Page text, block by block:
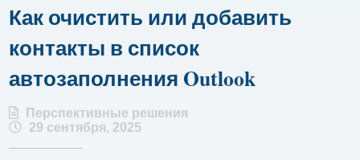
Как очистить или добавить
контакты в список
автозаполнения Outlook
Перспективные решения
29 сентября, 2025